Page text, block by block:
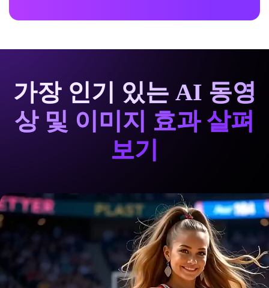
가장 인기 있는 AI 동영
상 및 이미지 효과 살펴
보기